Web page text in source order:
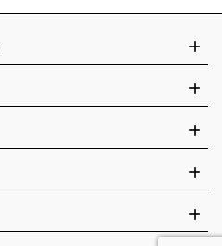
add
add
add
add
add